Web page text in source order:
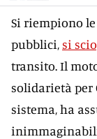
Si riempiono
pubblici, si
transito. Il
solidarietà per
sistema, ha